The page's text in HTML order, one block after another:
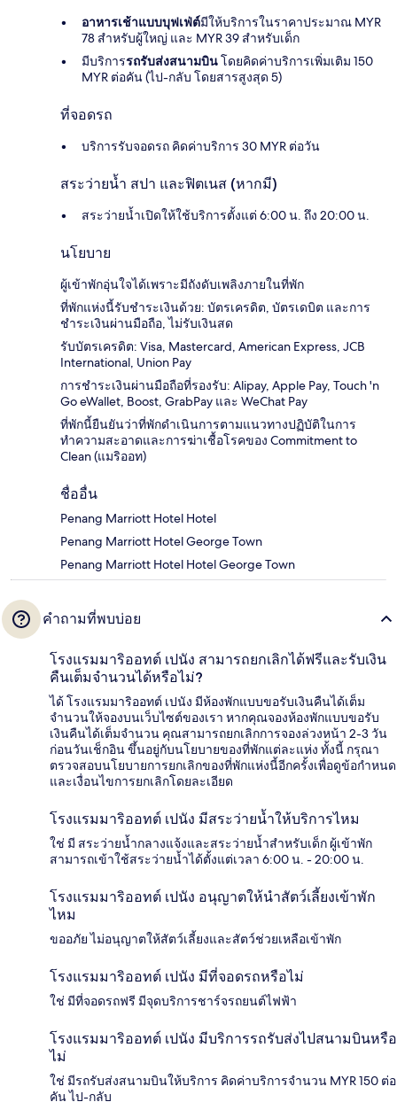
อาหารเช้าแบบบุฟเฟ่ต์มีให้บริการในราคาประมาณ MYR
78 สำหรับผู้ใหญ่ และ MYR 39 สำหรับเด็ก
มีบริการรถรับส่งสนามบินโดยคิดค่าบริการเพิ่มเติม 150
MYR ต่อคัน (ไป-กลับ โดยสารสูงสุด 5)
ที่จอดรถ
บริการรับจอดรถ คิดค่าบริการ 30 MYR ต่อวัน
สระว่ายน้ำ สปา และฟิตเนส (หากมี)
สระว่ายน้ำเปิดให้ใช้บริการตั้งแต่ 6:00 น. ถึง 20:00 น.
นโยบาย
ผู้เข้าพักอุ่นใจได้เพราะมีถังดับเพลิงภายในที่พัก
ที่พักแห่งนี้รับชำระเงินด้วย: บัตรเครดิต, บัตรเดบิต และการ
ชำระเงินผ่านมือถือ, ไม่รับเงินสด
รับบัตรเครดิต: Visa, Mastercard, American Express, JCB
International, Union Pay
การชำระเงินผ่านมือถือที่รองรับ: Alipay, Apple Pay, Touch 'n
Go eWallet, Boost, GrabPay และ WeChat Pay
ที่พักนี้ยืนยันว่าที่พักดำเนินการตามแนวทางปฏิบัติในการ
ทำความสะอาดและการฆ่าเชื้อโรคของ Commitment to
Clean (แมริออท)
ชื่ออื่น
Penang Marriott Hotel Hotel
Penang Marriott Hotel George Town
Penang Marriott Hotel Hotel George Town
คำถามที่พบบ่อย
โรงแรมมาริออทต์ เปนัง สามารถยกเลิกได้ฟรีและรับเงิน
คืนเต็มจำนวนได้หรือไม่?
ได้ โรงแรมมาริออทต์ เปนัง มีห้องพักแบบขอรับเงินคืนได้เต็ม
จำนวนให้จองบนเว็บไซต์ของเรา หากคุณจองห้องพักแบบขอรับ
เงินคืนได้เต็มจำนวน คุณสามารถยกเลิกการจองล่วงหน้า 2-3 วัน
ก่อนวันเช็กอิน ขึ้นอยู่กับนโยบายของที่พักแต่ละแห่ง ทั้งนี้ กรุณา
ตรวจสอบนโยบายการยกเลิกของที่พักแห่งนี้อีกครั้งเพื่อดูข้อกำหนด
และเงื่อนไขการยกเลิกโดยละเอียด
โรงแรมมาริออทต์ เปนัง มีสระว่ายน้ำให้บริการไหม
ใช่ มี สระว่ายน้ำกลางแจ้งและสระว่ายน้ำสำหรับเด็ก ผู้เข้าพัก
สามารถเข้าใช้สระว่ายน้ำได้ตั้งแต่เวลา 6:00 น. - 20:00 น.
โรงแรมมาริออทต์ เปนัง อนุญาตให้นำสัตว์เลี้ยงเข้าพัก
ไหม
ขออภัย ไม่อนุญาตให้สัตว์เลี้ยงและสัตว์ช่วยเหลือเข้าพัก
โรงแรมมาริออทต์ เปนัง มีที่จอดรถหรือไม่
ใช่ มีที่จอดรถฟรี มีจุดบริการชาร์จรถยนต์ไฟฟ้า
โรงแรมมาริออทต์ เปนัง มีบริการรถรับส่งไปสนามบินหรือ
ไม่
ใช่ มีรถรับส่งสนามบินให้บริการ คิดค่าบริการจำนวน MYR 150 ต่อ
คัน ไป-กลับ